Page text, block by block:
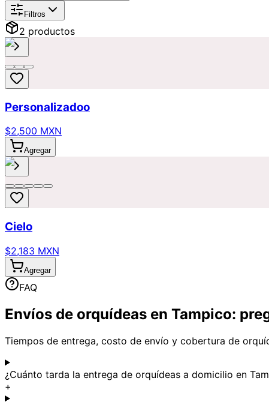
Filtros
2 productos
Personalizadoo
$2,500 MXN
Agregar
Cielo
$2,183 MXN
Agregar
FAQ
Envíos de orquídeas en Tampico:
Tiempos de entrega, costo de envío y cobertura de
¿Cuánto tarda la entrega de orquídeas a domicilio en
+